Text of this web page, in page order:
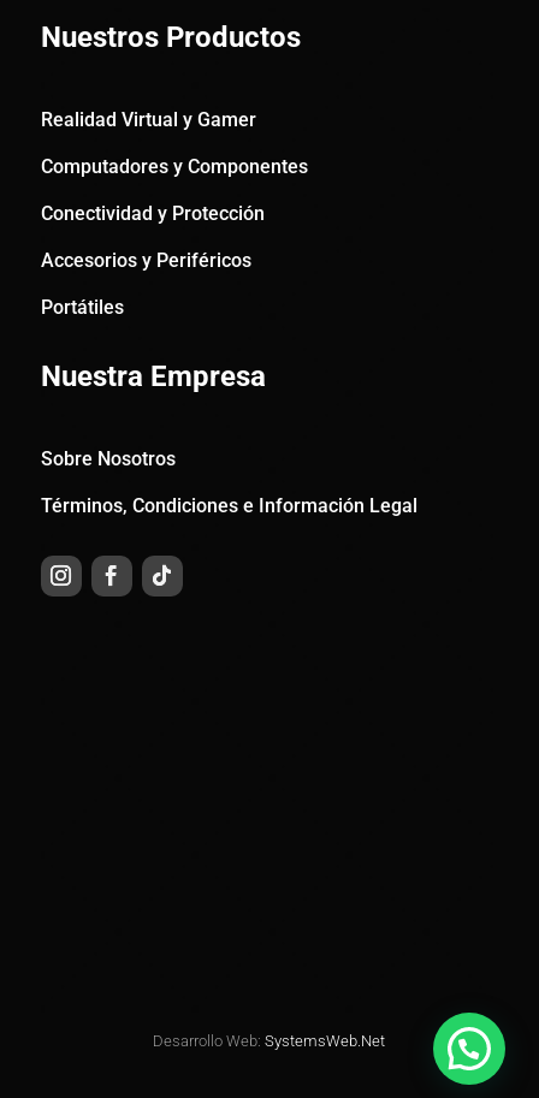
Nuestros Productos
Realidad Virtual y Gamer
Computadores y Componentes
Conectividad y Protección
Accesorios y Periféricos
Portátiles
Nuestra Empresa
Sobre Nosotros
Términos, Condiciones e Información Legal
Desarrollo Web: SystemsWeb.Net